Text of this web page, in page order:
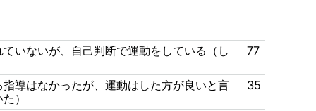
いないが、自己判断で運動をしている（し
77
導はなかったが、運動はした方が良いと言
）
35